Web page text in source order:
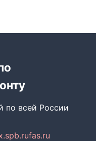
по всей России
fas.ru